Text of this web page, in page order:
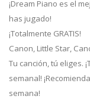
¡Dream Piano es el
has jugado!
¡Totalmente GRATIS!
Canon, Little Star,
Tu canción, tú eliges.
semanal!
semana!